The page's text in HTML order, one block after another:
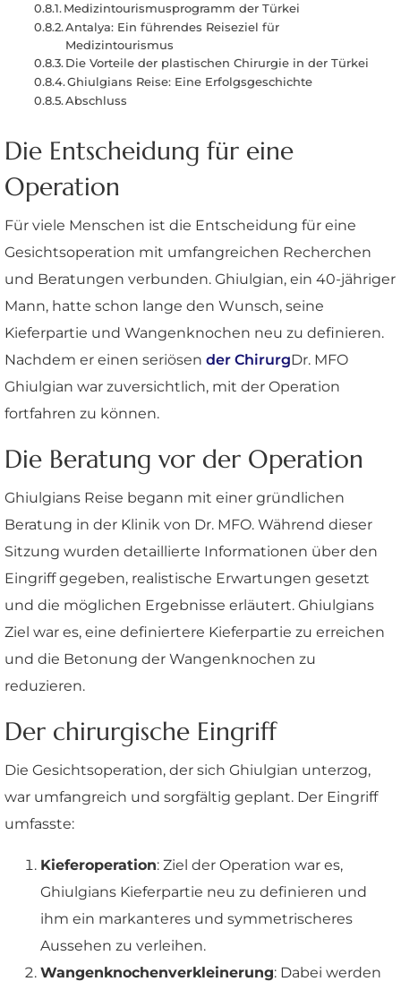
Medizintourismusprogramm der Türkei
Antalya: Ein führendes Reiseziel für
Medizintourismus
Die Vorteile der plastischen Chirurgie in der Türkei
Ghiulgians Reise: Eine Erfolgsgeschichte
Abschluss
Die Entscheidung für eine
Operation
Für viele Menschen ist die Entscheidung für eine
Gesichtsoperation mit umfangreichen Recherchen
und Beratungen verbunden. Ghiulgian, ein 40-jähriger
Mann, hatte schon lange den Wunsch, seine
Kieferpartie und Wangenknochen neu zu definieren.
Nachdem er einen seriösen der ChirurgDr. MFO
Ghiulgian war zuversichtlich, mit der Operation
fortfahren zu können.
Die Beratung vor der Operation
Ghiulgians Reise begann mit einer gründlichen
Beratung in der Klinik von Dr. MFO. Während dieser
Sitzung wurden detaillierte Informationen über den
Eingriff gegeben, realistische Erwartungen gesetzt
und die möglichen Ergebnisse erläutert. Ghiulgians
Ziel war es, eine definiertere Kieferpartie zu erreichen
und die Betonung der Wangenknochen zu
reduzieren.
Der chirurgische Eingriff
Die Gesichtsoperation, der sich Ghiulgian unterzog,
war umfangreich und sorgfältig geplant. Der Eingriff
umfasste:
Kieferoperation: Ziel der Operation war es,
Ghiulgians Kieferpartie neu zu definieren und
ihm ein markanteres und symmetrischeres
Aussehen zu verleihen.
Wangenknochenverkleinerung: Dabei werden